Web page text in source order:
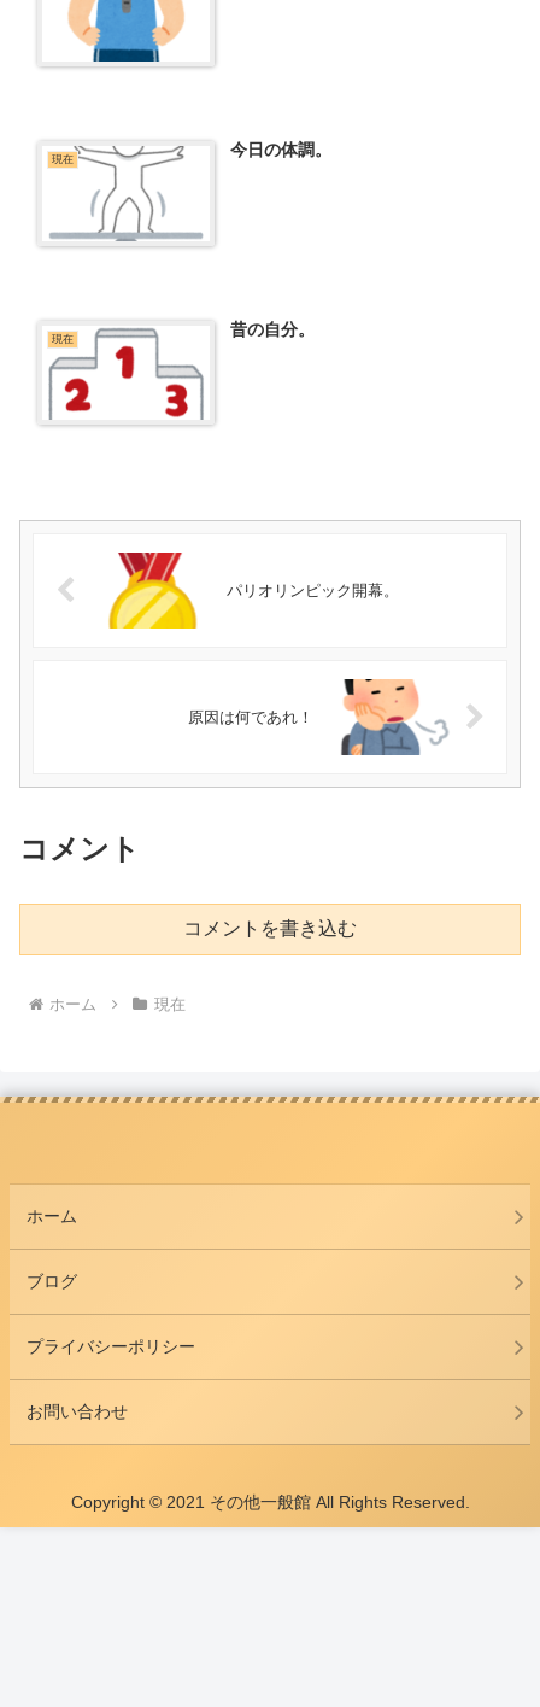
現在 今日の体調。
現在 昔の自分。
パリオリンピック開幕。
原因は何であれ！
コメント
コメントを書き込む
ホーム 現在
ホーム
ブログ
プライバシーポリシー
お問い合わせ
Copyright © 2021 その他一般館 All Rights Reserved.